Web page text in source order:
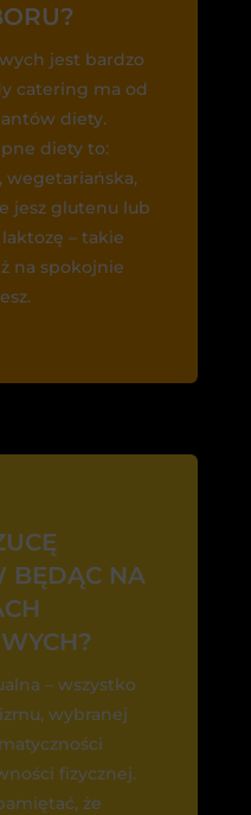
jest bardzo
catering ma od
diety.
diety to:
wegetariańska,
jesz glutenu lub
– takie
na spokojnie
BĘDĄC NA
– wszystko
wybranej
fizycznej.
że